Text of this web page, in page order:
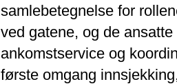
samlebetegnelse for
ved gatene, og de
ankomstservice og
første omgang